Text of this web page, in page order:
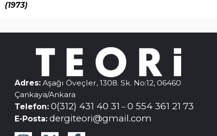
(1973)
Adres: Aşağı Öveçler, 1308. Sk. No:12, 06460
Çankaya/Ankara
Telefon: 0(312) 431 40 31 – 0 554 361 21 73
E-Posta: dergiteori@gmail.com